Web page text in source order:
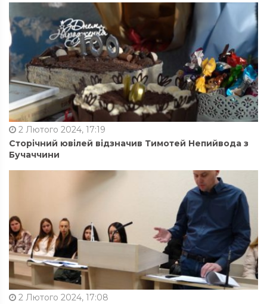
2 Лютого 2024, 17:19
Сторічний ювілей відзначив Тимотей Непийвода з
Бучаччини
2 Лютого 2024, 17:08